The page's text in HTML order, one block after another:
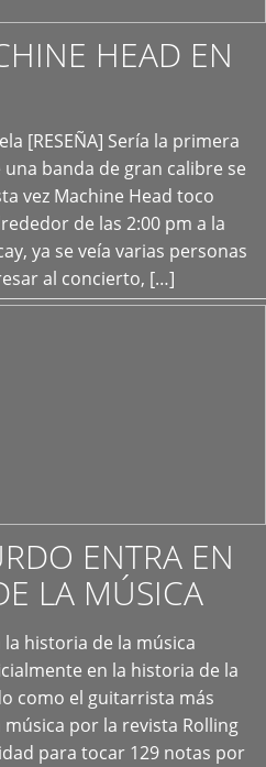
HEAD EN
[RESEÑA] Sería la primera
banda de gran calibre se
vez Machine Head toco
de las 2:00 pm a la
ya se veía varias personas
al concierto, […]
ENTRA EN
LA MÚSICA
historia de la música
en la historia de la
como el guitarrista más
por la revista Rolling
para tocar 129 notas por